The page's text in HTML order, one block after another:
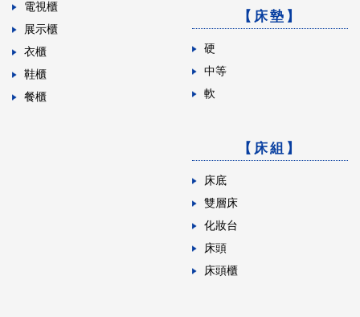
電視櫃
展示櫃
衣櫃
鞋櫃
餐櫃
【床墊】
硬
中等
軟
【床組】
床底
雙層床
化妝台
床頭
床頭櫃